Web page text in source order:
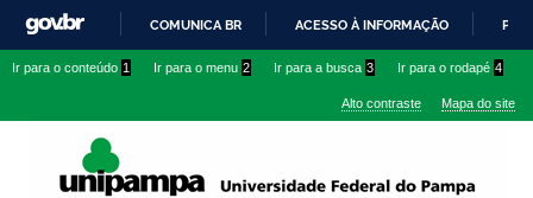
conteúdo
IR
O
COMUNICA BR ACESSO À INFORMAÇÃO
Ir para o conteúdo 1 Ir para o menu 2 Ir para a busca 3 Ir para o rodapé 4
Alto contraste Mapa do site